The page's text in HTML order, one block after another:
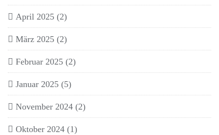
April 2025 (2)
März 2025 (2)
Februar 2025 (2)
Januar 2025 (5)
November 2024 (2)
Oktober 2024 (1)